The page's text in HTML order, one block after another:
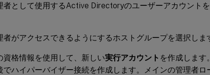
者として使用するActive Directoryのユーザーアカウント
がアクセスできるようにするホストグループを選択しま
格情報を使用して、新しい実行アカウント を作成します
でハイパーバイザー接続を作成します。メインの管理者ロ